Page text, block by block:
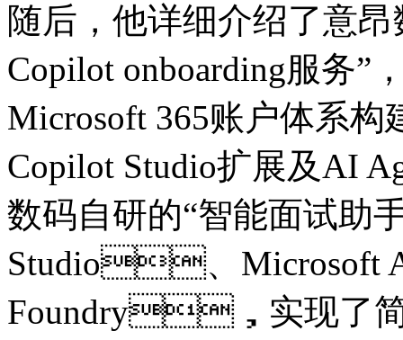
随后，他详细介绍了
Copilot onboarding服务”
Microsoft 365账户体系构建
Copilot Studio扩展及AI
数码自研的“智能面试助
Studio、Microsoft
Foundry，实现了简历